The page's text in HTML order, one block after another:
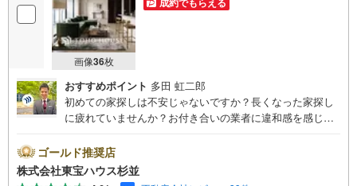
にしております。
画像36枚
おすすめポイント 多田 虹二郎
初めての家探しは不安じゃないですか？長くなった家探し
に疲れていませんか？お付き合いの業者に違和感を感じて
したプロが、何のしがらみもなく、お客様の理想の物件を
お探しします。東宝ハウス杉並【（FD）:】ご見学希望の物
件以外も併せてご案内させていただきます。遠慮なくご希
ゴールド推奨店
株式会社東宝ハウス杉並